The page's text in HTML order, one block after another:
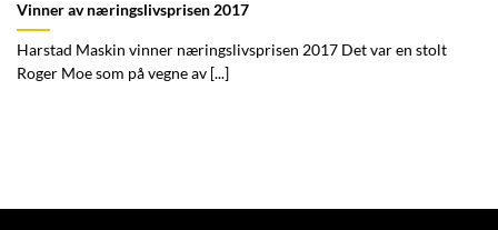
Vinner av næringslivsprisen 2017
Harstad Maskin vinner næringslivsprisen 2017 Det var en stolt
Roger Moe som på vegne av [...]